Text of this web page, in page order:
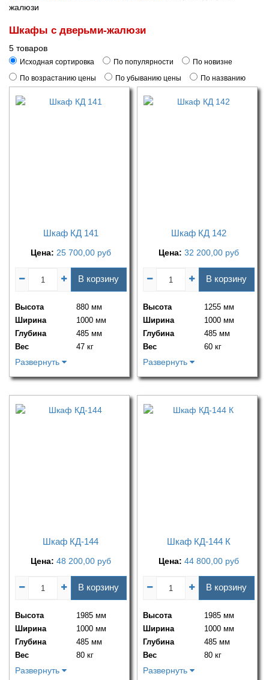
жалюзи
Шкафы с дверьми-жалюзи
5 товаров
Исходная сортировка По популярности
По новизне
По возрастанию цены
По убыванию цены По названию
Шкаф КД 141
Цена: 25 700,00 руб
В корзину
Высота
880 мм
Ширина
1000 мм
Глубина
485 мм
Вес
47 кг
Развернуть
Шкаф КД 142
Цена: 32 200,00 руб
В корзину
Высота
1255 мм
Ширина
1000 мм
Глубина
485 мм
Вес
60 кг
Развернуть
Шкаф КД-144
Цена: 48 200,00 руб
В корзину
Высота
1985 мм
Ширина
1000 мм
Глубина
485 мм
Вес
80 кг
Развернуть
Шкаф КД-144 К
Цена: 44 800,00 руб
В корзину
Высота
1985 мм
Ширина
1000 мм
Глубина
485 мм
Вес
80 кг
Развернуть